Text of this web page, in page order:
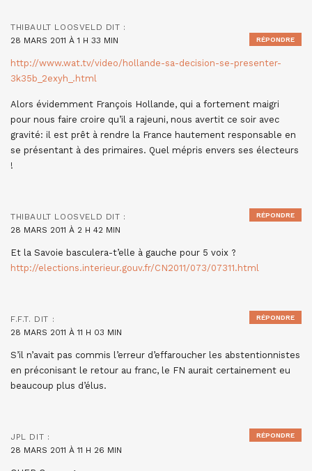
THIBAULT LOOSVELD DIT :
28 MARS 2011 À 1 H 33 MIN
http://www.wat.tv/video/hollande-sa-decision-se-presenter-
3k35b_2exyh_.html
Alors évidemment François Hollande, qui a fortement maigri
pour nous faire croire qu’il a rajeuni, nous avertit ce soir avec
gravité: il est prêt à rendre la France hautement responsable en
se présentant à des primaires. Quel mépris envers ses électeurs
!
RÉPONDRE
THIBAULT LOOSVELD DIT :
28 MARS 2011 À 2 H 42 MIN
Et la Savoie basculera-t’elle à gauche pour 5 voix ?
http://elections.interieur.gouv.fr/CN2011/073/07311.html
RÉPONDRE
F.F.T. DIT :
28 MARS 2011 À 11 H 03 MIN
S’il n’avait pas commis l’erreur d’effaroucher les abstentionnistes
en préconisant le retour au franc, le FN aurait certainement eu
beaucoup plus d’élus.
RÉPONDRE
JPL DIT :
28 MARS 2011 À 11 H 26 MIN
RÉPONDRE